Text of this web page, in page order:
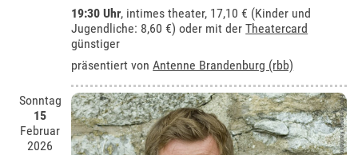
19:30 Uhr, intimes theater, 17,10 € (Kinder und
Jugendliche: 8,60 €) oder mit derTheatercard
günstiger
präsentiert vonAntenne Brandenburg (rbb)
Sonntag
15
Februar
2026